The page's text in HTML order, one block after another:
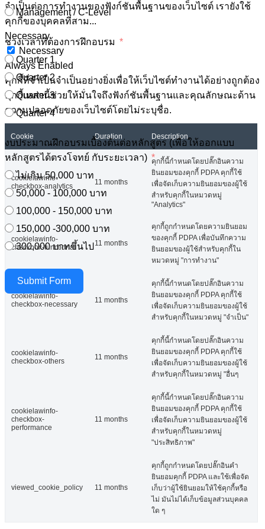
Management / C-Level
ช่วงเวลาที่ต้องการฝึกอบรม
Quarter 1
Quarter 2
Quarter 3
Quarter 4
งบประมาณฝึกอบรมเบื้องต้นต่อหลักสูตร (เพื่อให้ออกแบบ
หลักสูตรได้ตรงโจทย์ กับระยะเวลา)
ไม่เกิน 50,000 บาท
50,000 - 100,000 บาท
100,000 - 150,000 บาท
150,000 -300,000 บาท
300,000 บาทขึ้นไป
Submit Form
จำเป็นต่อการทำงานของฟังก์ชันพื้นฐานของเว็บไซต์ เรายังใช้
คุกกี้ของบุคคลที่สาม...
Necessary
Necessary
Always Enabled
คุกกี้ที่จำเป็นจำเป็นอย่างยิ่งเพื่อให้เว็บไซต์ทำงานได้อย่างถูกต้อง
คุกกี้เหล่านี้ช่วยให้มั่นใจถึงฟังก์ชันพื้นฐานและคุณลักษณะด้าน
ความปลอดภัยของเว็บไซต์โดยไม่ระบุชื่อ.
Cookie Duration Description
cookielawinfo-
checkbox-analytics
11 months
คุกกี้นี้กำหนดโดยปลั๊กอินความ
ยินยอมของคุกกี้ PDPA คุกกี้ใช้
เพื่อจัดเก็บความยินยอมของผู้ใช้
สำหรับคุกกี้ในหมวดหมู่
"Analytics"
cookielawinfo-
checkbox-functional
11 months
คุกกี้ถูกกำหนดโดยความยินยอม
ของคุกกี้ PDPA เพื่อบันทึกความ
ยินยอมของผู้ใช้สำหรับคุกกี้ใน
หมวดหมู่ "การทำงาน"
cookielawinfo-
checkbox-necessary
11 months
คุกกี้นี้กำหนดโดยปลั๊กอินความ
ยินยอมของคุกกี้ PDPA คุกกี้ใช้
เพื่อจัดเก็บความยินยอมของผู้ใช้
สำหรับคุกกี้ในหมวดหมู่ "จำเป็น"
cookielawinfo-
checkbox-others
11 months
คุกกี้นี้กำหนดโดยปลั๊กอินความ
ยินยอมของคุกกี้ PDPA คุกกี้ใช้
เพื่อจัดเก็บความยินยอมของผู้ใช้
สำหรับคุกกี้ในหมวดหมู่ "อื่นๆ
cookielawinfo-
checkbox-
performance
11 months
คุกกี้นี้กำหนดโดยปลั๊กอินความ
ยินยอมของคุกกี้ PDPA คุกกี้ใช้
เพื่อจัดเก็บความยินยอมของผู้ใช้
สำหรับคุกกี้ในหมวดหมู่
"ประสิทธิภาพ"
viewed_cookie_policy 11 months
คุกกี้ถูกกำหนดโดยปลั๊กอินคำ
ยินยอมคุกกี้ PDPA และใช้เพื่อจัด
เก็บว่าผู้ใช้ยินยอมให้ใช้คุกกี้หรือ
ไม่ มันไม่ได้เก็บข้อมูลส่วนบุคคล
ใด ๆ